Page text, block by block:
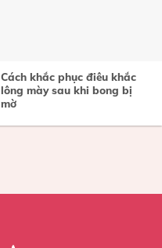
Cách khắc phục điêu khắc
lông mày sau khi bong bị
mờ